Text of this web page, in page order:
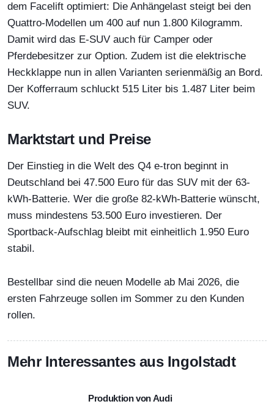
dem Facelift optimiert: Die Anhängelast steigt bei den
Quattro-Modellen um 400 auf nun 1.800 Kilogramm.
Damit wird das E-SUV auch für Camper oder
Pferdebesitzer zur Option. Zudem ist die elektrische
Heckklappe nun in allen Varianten serienmäßig an Bord.
Der Kofferraum schluckt 515 Liter bis 1.487 Liter beim
SUV.
Marktstart und Preise
Der Einstieg in die Welt des Q4 e-tron beginnt in
Deutschland bei 47.500 Euro für das SUV mit der 63-
kWh-Batterie. Wer die große 82-kWh-Batterie wünscht,
muss mindestens 53.500 Euro investieren. Der
Sportback-Aufschlag bleibt mit einheitlich 1.950 Euro
stabil.
Bestellbar sind die neuen Modelle ab Mai 2026, die
ersten Fahrzeuge sollen im Sommer zu den Kunden
rollen.
Mehr Interessantes aus Ingolstadt
Produktion von Audi